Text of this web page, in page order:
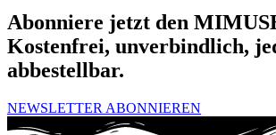
Abonniere jetzt den
Kostenfrei, unverbindlich,
abbestellbar.
NEWSLETTER ABONNIEREN